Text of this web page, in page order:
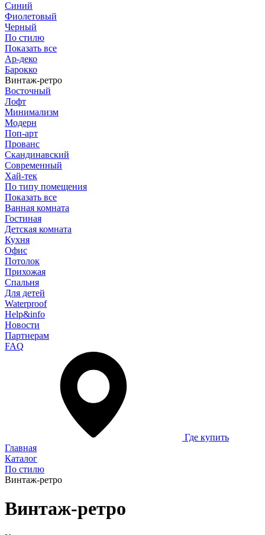
Синий
Фиолетовый
Черный
По стилю
Показать все
Ар-деко
Барокко
Винтаж-ретро
Восточный
Лофт
Минимализм
Модерн
Поп-арт
Прованс
Скандинавский
Современный
Хай-тек
По типу помещения
Показать все
Ванная комната
Гостиная
Детская комната
Кухня
Офис
Потолок
Прихожая
Спальня
Для детей
Waterproof
Help&info
Новости
Партнерам
FAQ
Где купить
Главная
Каталог
По стилю
Винтаж-ретро
Винтаж-ретро